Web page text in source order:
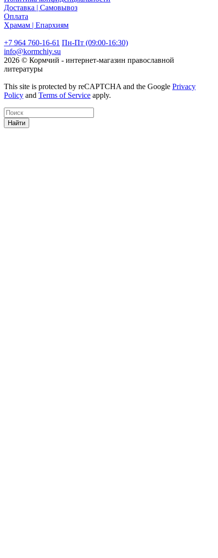
Доставка | Самовывоз
Оплата
Храмам | Епархиям
+7 964 760-16-61 Пн-Пт (09:00-16:30)
info@kormchiy.su
2026 © Кормчий - интернет-магазин православной
литературы
This site is protected by reCAPTCHA and the Google Privacy
Policy and Terms of Service apply.
Найти